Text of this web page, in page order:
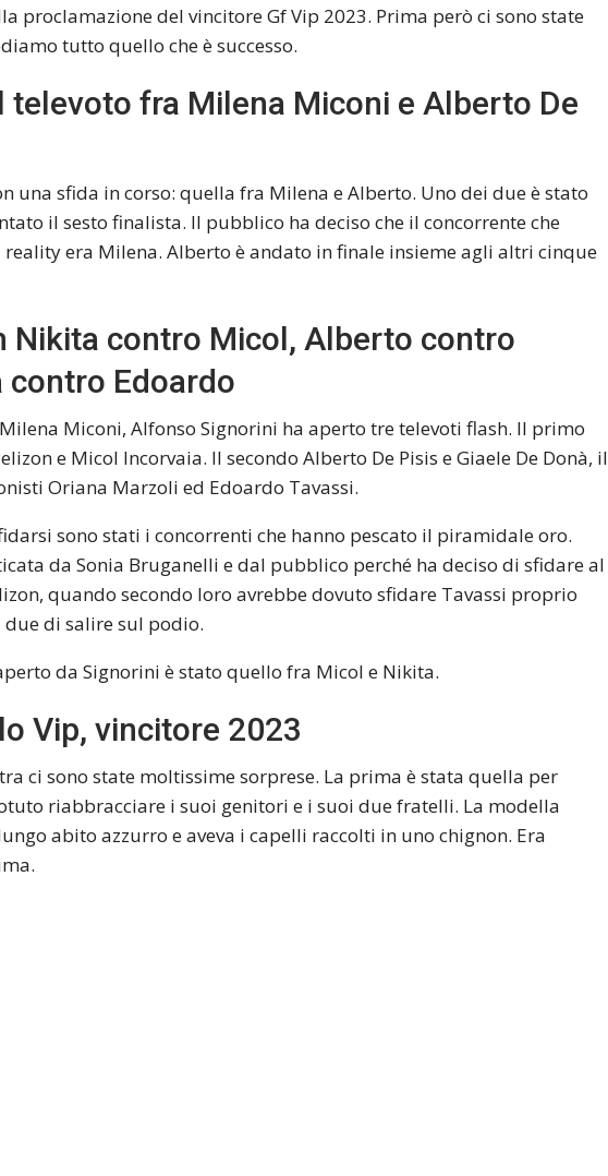
proclamazione del vincitore Gf Vip 2023. Prima però ci sono state
tutto quello che è successo.
televoto fra Milena Miconi e Alberto De
una sfida in corso: quella fra Milena e Alberto. Uno dei due è stato
il sesto finalista. Il pubblico ha deciso che il concorrente che
era Milena. Alberto è andato in finale insieme agli altri cinque
Nikita contro Micol, Alberto contro
contro Edoardo
Miconi, Alfonso Signorini ha aperto tre televoti flash. Il primo
e Micol Incorvaia. Il secondo Alberto De Pisis e Giaele De Donà, il
Oriana Marzoli ed Edoardo Tavassi.
sono stati i concorrenti che hanno pescato il piramidale oro.
da Sonia Bruganelli e dal pubblico perché ha deciso di sfidare al
quando secondo loro avrebbe dovuto sfidare Tavassi proprio
di salire sul podio.
da Signorini è stato quello fra Micol e Nikita.
Vip, vincitore 2023
ci sono state moltissime sorprese. La prima è stata quella per
riabbracciare i suoi genitori e i suoi due fratelli. La modella
abito azzurro e aveva i capelli raccolti in uno chignon. Era